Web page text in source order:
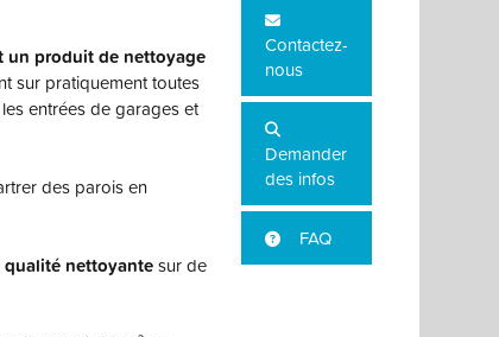
un produit de nettoyage
sur pratiquement toutes
entrées de garages et
des parois en
qualité nettoyantesur de
Contactez-
nous
Demander
des infos
FAQ